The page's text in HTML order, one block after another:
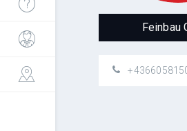
Feinbau